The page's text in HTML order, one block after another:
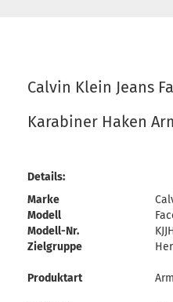
Calvin Klein Jeans
Karabiner Haken
Details:
Marke
Modell
Modell-Nr.
Zielgruppe
Produktart